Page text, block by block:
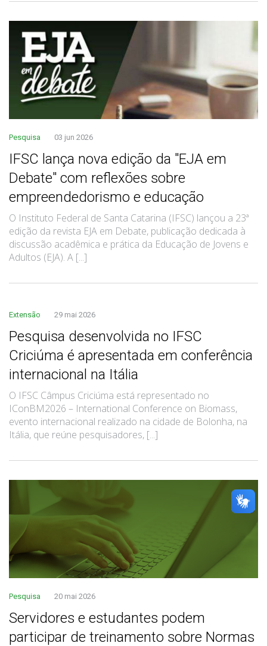
Pesquisa 03 jun 2026
IFSC lança nova edição da "EJA em
Debate" com reflexões sobre
empreendedorismo e educação
O Instituto Federal de Santa Catarina (IFSC) lançou a 23ª
edição da revista EJA em Debate, publicação dedicada à
discussão acadêmica e prática da Educação de Jovens e
Adultos (EJA). A [...]
Extensão 29 mai 2026
Pesquisa desenvolvida no IFSC
Criciúma é apresentada em conferência
internacional na Itália
O IFSC Câmpus Criciúma está representado no
IConBM2026 – International Conference on Biomass,
evento internacional realizado na cidade de Bolonha, na
Itália, que reúne pesquisadores, [...]
Pesquisa 20 mai 2026
Servidores e estudantes podem
participar de treinamento sobre Normas